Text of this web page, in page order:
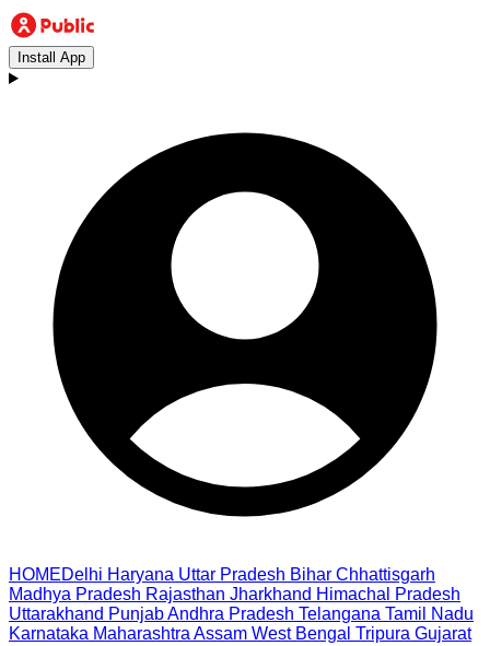
Install App
HOMEDelhi Haryana Uttar Pradesh Bihar Chhattisgarh
Madhya Pradesh Rajasthan Jharkhand Himachal Pradesh
Uttarakhand PunjabAndhra Pradesh Telangana Tamil Nadu
Karnataka Maharashtra Assam West Bengal Tripura Gujarat